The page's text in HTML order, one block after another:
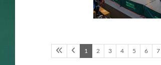
1 2 3 4 5 6 7